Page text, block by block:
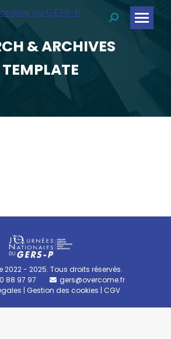
Recherche
& ARCHIVES
TEMPLATE
2022 - 2025. Tous droits réservés.
88 97 97
gers@overcome.fr
| Gestion des cookies | CGV